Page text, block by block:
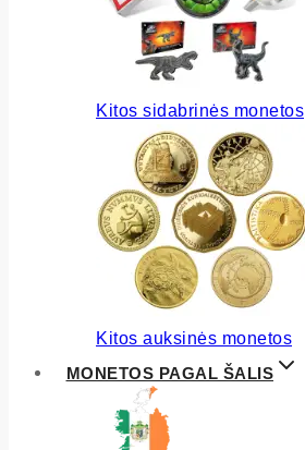
Kitos sidabrinės monetos
Kitos auksinės monetos
MONETOS PAGAL ŠALIS